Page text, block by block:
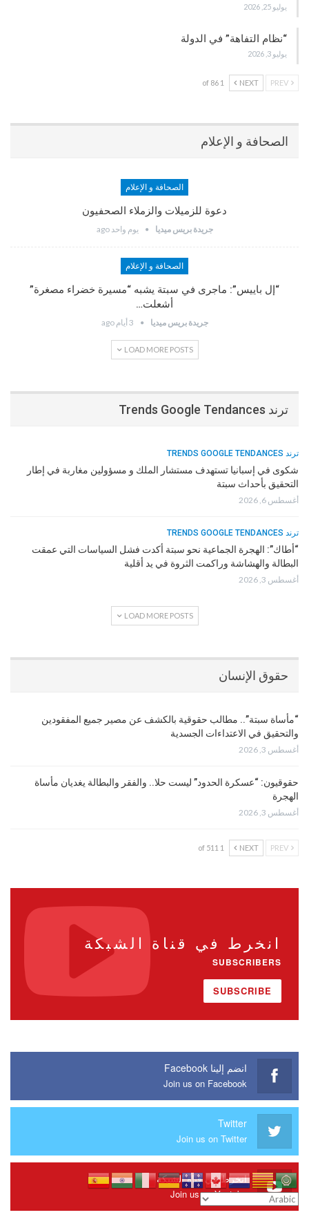
يوليو 25, 2026
“نظام التفاهة” في الدولة
يوليو 3, 2026
NEXT
1 of 86
الصحافة و الإعلام
الصحافة و الإعلام
دعوة للزميلات والزملاء الصحفيون
جريدة بريس ميديا يوم واحد ago
الصحافة و الإعلام
“إل باييس”: ماجرى في سبتة يشبه “مسيرة خضراء مصغرة”
أشعلت…
جريدة بريس ميديا 3 أيام ago
LOAD MORE POSTS
ترند Trends Google Tendances
ترند TRENDS GOOGLE TENDANCES
شكوى في إسبانيا تستهدف مستشار الملك و مسؤولين مغاربة في إطار
التحقيق بأحداث سبتة
أغسطس 6, 2026
ترند TRENDS GOOGLE TENDANCES
“أطاك”: الهجرة الجماعية نحو سبتة أكدت فشل السياسات التي عمقت
البطالة والهشاشة وراكمت الثروة في يد أقلية
أغسطس 3, 2026
LOAD MORE POSTS
حقوق الإنسان
“مأساة سبتة”.. مطالب حقوقية بالكشف عن مصير جميع المفقودين
والتحقيق في الاعتداءات الجسدية
أغسطس 3, 2026
حقوقيون: “عسكرة الحدود” ليست حلا.. والفقر والبطالة يغديان مأساة
الهجرة
أغسطس 3, 2026
NEXT
1 of 511
انخرط في قناة الشبكة
SUBSCRIBERS
SUBSCRIBE
انضم إلينا Facebook
Join us on Facebook
Twitter
Join us on Twitter
انخرط في قناة الشبكة
Join us on Youtube